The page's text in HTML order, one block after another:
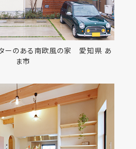
ーのある南欧風の家 愛知県 あ
ま市